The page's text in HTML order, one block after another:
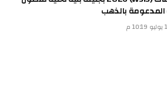
المدعومة بالذهب